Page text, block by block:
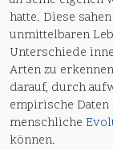
hatte. Diese
unmittelbaren
Unterschiede
Arten zu
darauf, durch
empirische
menschliche
können.